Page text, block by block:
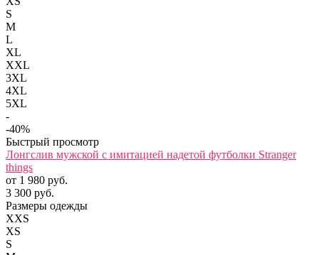
S
M
L
XL
XXL
3XL
4XL
5XL
-
-40%
Быстрый просмотр
Лонгслив мужской с имитацией надетой футболки Stranger
things
от 1 980 руб.
3 300 руб.
Размеры одежды
XXS
XS
S